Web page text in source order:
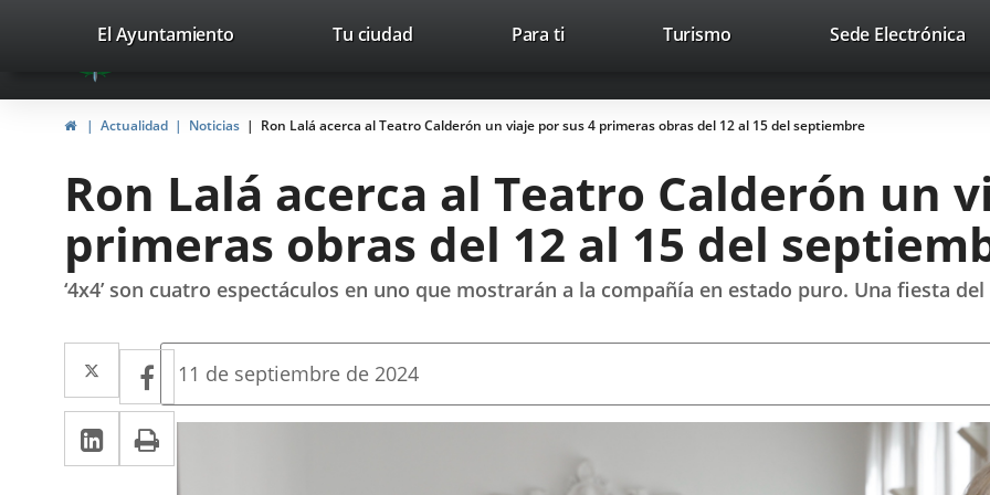
Portal
Web
del
Valladolid
avaTop Trabaja con nosotros Contacto
valladolid.es
El Ayuntamiento Tu ciudad Para ti TurismoThis
open
in
pop-
up
window.
Sede ElectrónicaLink
HomeActualidad Noticias Ron Lalá acerca al Teatro Calderón un viaje por sus 4 primeras obras del 12 al 15 del septiembre
Ron Lalá acerca al Teatro Calderón un
primeras obras del 12 al 15 del
‘4x4’ son cuatro espectáculos en uno que mostrarán a la compañía en estado puro. Una fiesta
Twitter
Enlace
a
una
aplicación
Facebook
Enlace
a
una
Linkedin
Enlace
a
Print
Fecha
la
11 de septiembre de 2024